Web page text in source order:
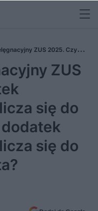
ZUS 2025. Czy
Czy dodatekZUS
się do
się do